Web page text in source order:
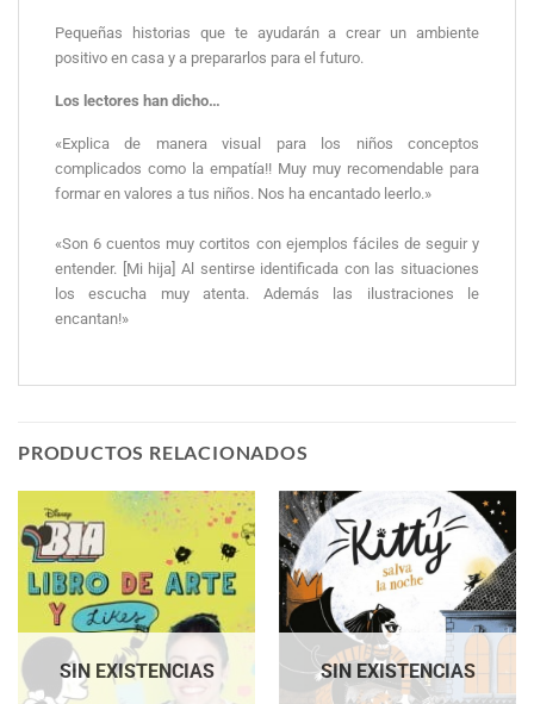
Pequeñas historias que te ayudarán a crear un ambiente
positivo en casa y a prepararlos para el futuro.
Los lectores han dicho…
«Explica de manera visual para los niños conceptos
complicados como la empatía!! Muy muy recomendable para
formar en valores a tus niños. Nos ha encantado leerlo.»
«Son 6 cuentos muy cortitos con ejemplos fáciles de seguir y
entender. [Mi hija] Al sentirse identificada con las situaciones
los escucha muy atenta. Además las ilustraciones le
encantan!»
PRODUCTOS RELACIONADOS
SIN EXISTENCIAS SIN EXISTENCIAS